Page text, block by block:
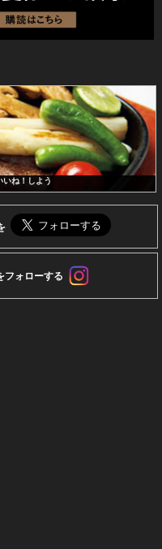
ね！しよう
ォローする